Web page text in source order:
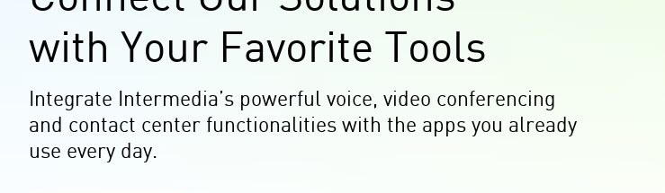
with Your Favorite Tools
Integrate Intermedia’s powerful voice, video conferencing
and contact center functionalities with the apps you already
use every day.